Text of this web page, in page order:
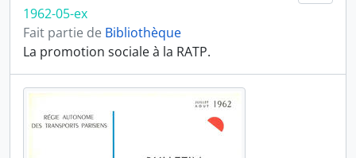
1962-05-ex
Fait partie de Bibliothèque
La promotion sociale à la RATP.